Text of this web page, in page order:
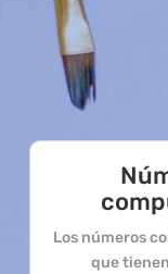
Los números
que